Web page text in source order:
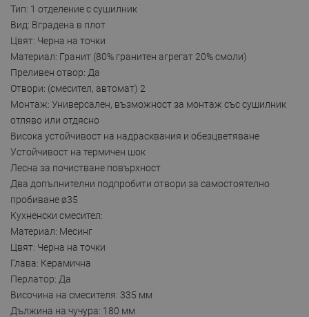
Тип: 1 отделение с сушилник
Вид: Вградена в плот
Цвят: Черна на точки
Материал: Гранит (80% гранитен агрегат 20% смоли)
Преливен отвор: Да
Отвори: (смесител, автомат) 2
Монтаж: Универсален, възможност за монтаж със сушилник
отляво или отдясно
Висока устойчивост на надрасквания и обезцветяване
Устойчивост на термичен шок
Лесна за почистване повърхност
Два допълнителни подпробити отвори за самостоятелно
пробиване ø35
Кухненски смесител:
Материал: Месинг
Цвят: Черна на точки
Глава: Керамична
Перлатор: Да
Височина на смесителя: 335 мм
Дължина на чучура: 180 мм